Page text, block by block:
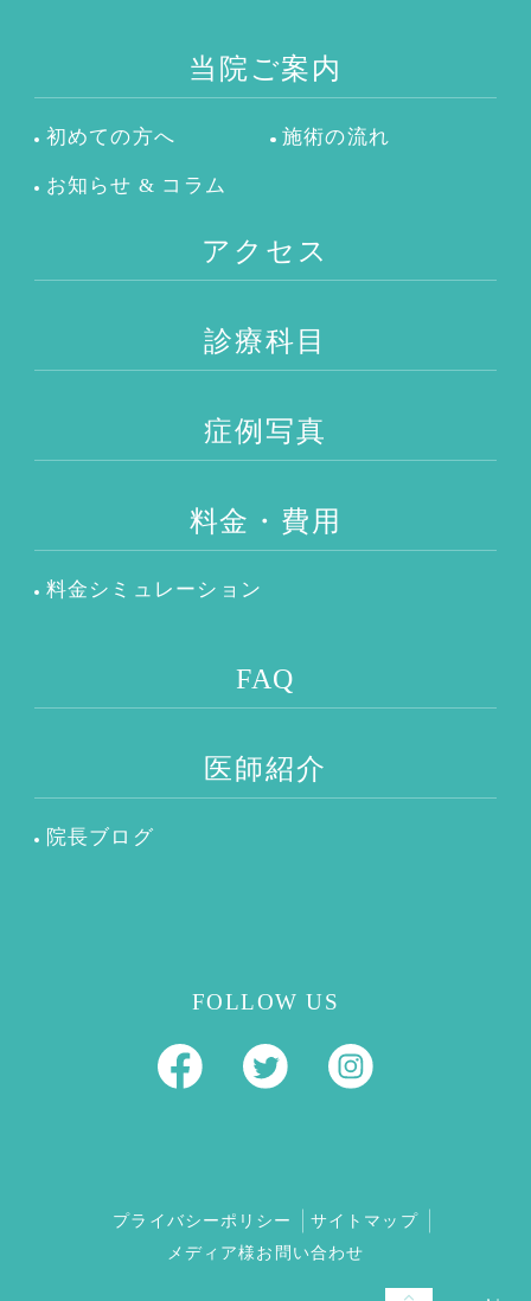
当院ご案内
初めての方へ 施術の流れ
お知らせ & コラム
アクセス
診療科目
症例写真
料金・費用
料金シミュレーション
FAQ
医師紹介
院長ブログ
FOLLOW US
プライバシーポリシー
サイトマップ
メディア様お問い合わせ